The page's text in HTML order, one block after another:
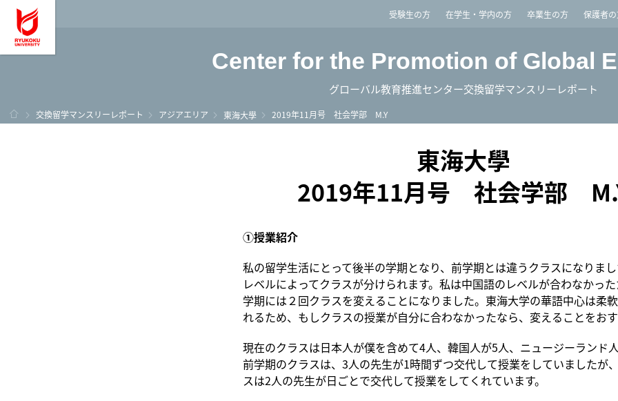
龍谷大学 You, Unlimited受験生の方 在学生・学内の方 卒業生の方 保護者
Center for the Promotion of Global
グローバル教育推進センター交換留学マンスリーレポート
ホーム
交換留学マンスリーレポート アジアエリア 東海大學 2019年11月号 社会学部 M.Y
東海大學
2019年11月号 社会学部
①授業紹介
私の留学生活にとって後半の学期となり、前学期とは違うクラスになりま
レベルによってクラスが分けられます。私は中国語のレベルが合わなかっ
学期には２回クラスを変えることになりました。東海大学の華語中心は柔
れるため、もしクラスの授業が自分に合わなかったなら、変えることをお
現在のクラスは日本人が僕を含めて4人、韓国人が5人、ニュージーランド
前学期のクラスは、3人の先生が1時間ずつ交代して授業をしていましたが
スは2人の先生が日ごとで交代して授業をしてくれています。